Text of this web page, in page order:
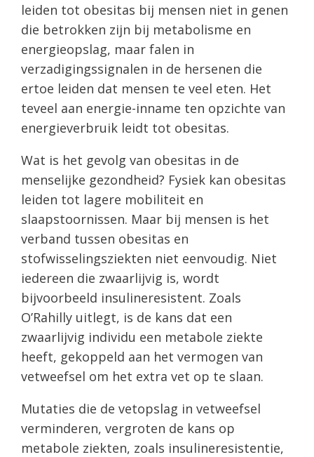
leiden tot obesitas bij mensen niet in genen
die betrokken zijn bij metabolisme en
energieopslag, maar falen in
verzadigingssignalen in de hersenen die
ertoe leiden dat mensen te veel eten. Het
teveel aan energie-inname ten opzichte van
energieverbruik leidt tot obesitas.
Wat is het gevolg van obesitas in de
menselijke gezondheid? Fysiek kan obesitas
leiden tot lagere mobiliteit en
slaapstoornissen. Maar bij mensen is het
verband tussen obesitas en
stofwisselingsziekten niet eenvoudig. Niet
iedereen die zwaarlijvig is, wordt
bijvoorbeeld insulineresistent. Zoals
O’Rahilly uitlegt, is de kans dat een
zwaarlijvig individu een metabole ziekte
heeft, gekoppeld aan het vermogen van
vetweefsel om het extra vet op te slaan.
Mutaties die de vetopslag in vetweefsel
verminderen, vergroten de kans op
metabole ziekten, zoals insulineresistentie,